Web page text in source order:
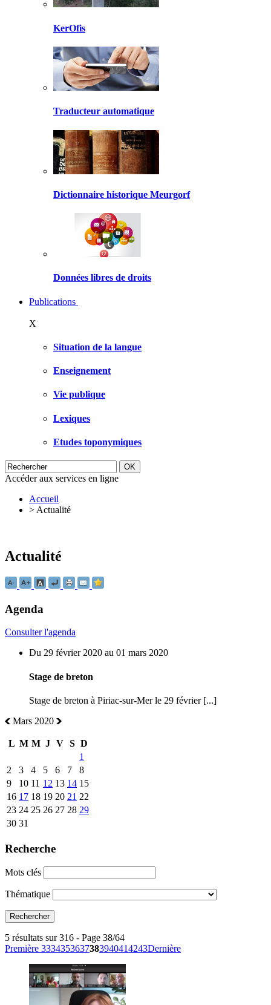
KerOfis
Traducteur automatique
Dictionnaire historique Meurgorf
Données libres de droits
Publications
X
Situation de la langue
Enseignement
Vie publique
Lexiques
Etudes toponymiques
Accéder aux services en ligne
Accueil
> Actualité
Actualité
Agenda
Consulter l'agenda
Du 29 février 2020 au 01 mars 2020
Stage de breton
Stage de breton à Piriac-sur-Mer le 29 février [...]
Mars 2020
L M M J V S D
1
2
3 4 5 6 7
8
9
10 11 12 13 14 15
16 17 18 19 20 21 22
23 24 25 26 27 28 29
30 31
Recherche
Mots clés
Thématique
5 résultats sur 316 - Page 38/64
Première 3334353637383940414243Dernière